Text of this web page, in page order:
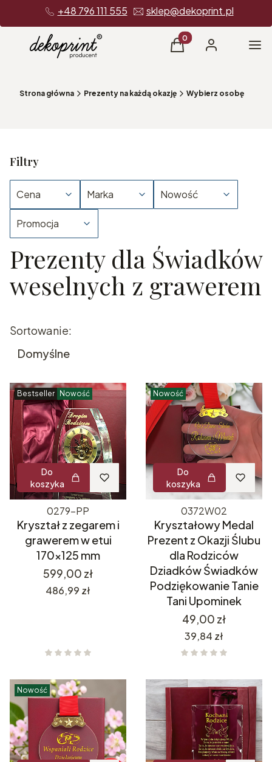
+48 796 111 555 sklep@dekoprint.pl
Produkty w koszyku:
Koszyk Zaloguj się
Strona główna Prezenty na każdą okazję Wybierz osobę
Filtry
Cena Marka Nowość
Promocja
Koniec filtrów
Prezenty dla Świadków
weselnych z grawerem
Lista produktów
Sortowanie:
Domyślne
Bestseller Nowość
Do
koszyka
0279-PP
Kryształ z zegarem i
grawerem w etui
170x125 mm
Cena
599,00 zł
Cena
486,99 zł
Nowość
Do
koszyka
0372W02
Kryształowy Medal
Prezent z Okazji Ślubu
dla Rodziców
Dziadków Świadków
Podziękowanie Tanie
Tani Upominek
Cena
49,00 zł
Cena
39,84 zł
Nowość